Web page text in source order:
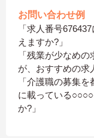
お問い合わせ例
「求人番号
えますか?」
「残業が少なめ
が、おすすめの求
「介護職の募集
に載っている
か?」